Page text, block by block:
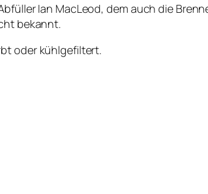
Ian MacLeod, dem auch die
bekannt.
oder kühlgefiltert.